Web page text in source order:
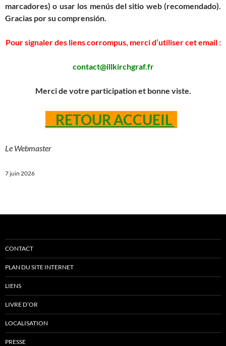
marcadores) o usar los menús del sitio web (recomendado).
Gracias por su comprensión.
Pour signaler des liens corrompus, merci d’utiliser cet email :
contact@illkirchgraf.fr
Merci de votre participation et bonne viste.
RETOUR ACCUEIL
Le Webmaster
7 juin 2026
CONTACT
PLAN DU SITE INTERNET
LIENS
LIVRE D’OR
LOCALISATION
PRESSE